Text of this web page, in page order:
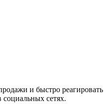
и быстро реагировать
социальных сетях.